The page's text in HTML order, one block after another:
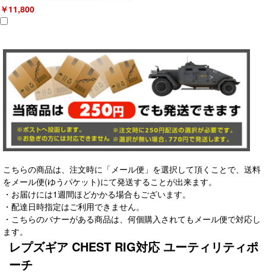
￥11,800
こちらの商品は、注文時に「メール便」を選択して頂くことで、送料
をメール便(ゆうパケット)にて発送することが出来ます。
・お届けには1週間ほどかかる場合もございます。
・配達日時指定はご利用できません。
・こちらのバナーがある商品は、何個購入されてもメール便で対応し
ます。
レプズギア CHEST RIG対応 ユーティリティポ
ーチ